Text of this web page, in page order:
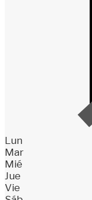
Lun
Mar
Mié
Jue
Vie